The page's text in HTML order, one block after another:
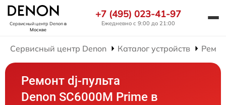
Сервисный центр Denonв
Москве
+7 (495) 023-41-97
Ежедневно с 9:00 до 21:00
Сервисный центр Denon Каталог устройств
Ремонт dj-пульта
Denon SC6000M Prime в